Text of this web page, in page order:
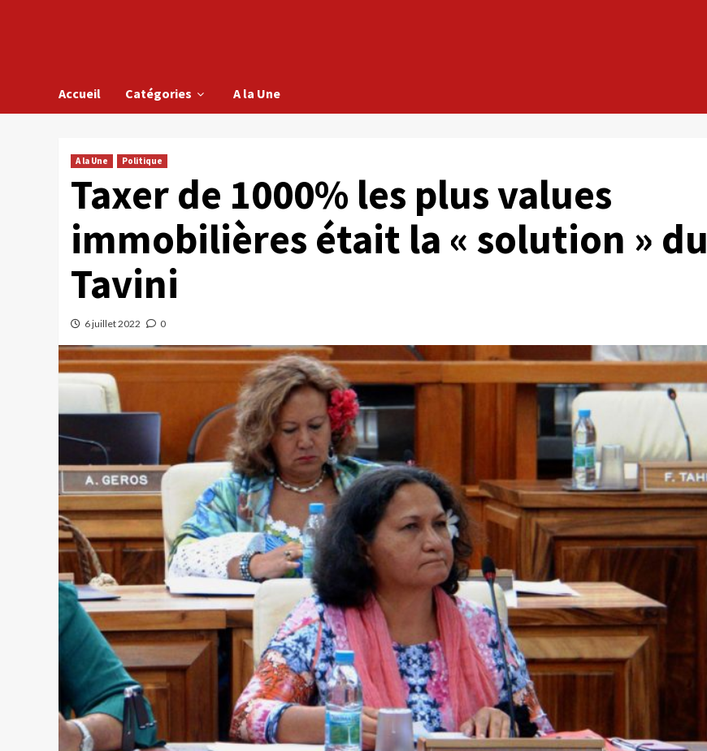
Accueil Catégories A la Une
A la Une Politique
Taxer de 1000% les plus values
immobilières était la « solution » du
Tavini
6 juillet 2022 0